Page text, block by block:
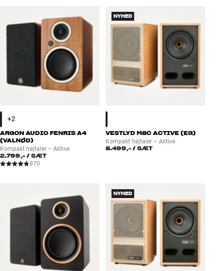
INSPIRATION
MÆRKER
NYHEDER
Find Butik
Kundeservice
Log ind
ARGON AUDIO FENRIS A4
(VALNØD)
Kompakt højtaler – Aktive
2.799,- / SÆT
870
NYHED
VESTLYD M8C ACTIVE (EG)
Kompakt højtaler – Aktive
8.499,- / SÆT
NYHED